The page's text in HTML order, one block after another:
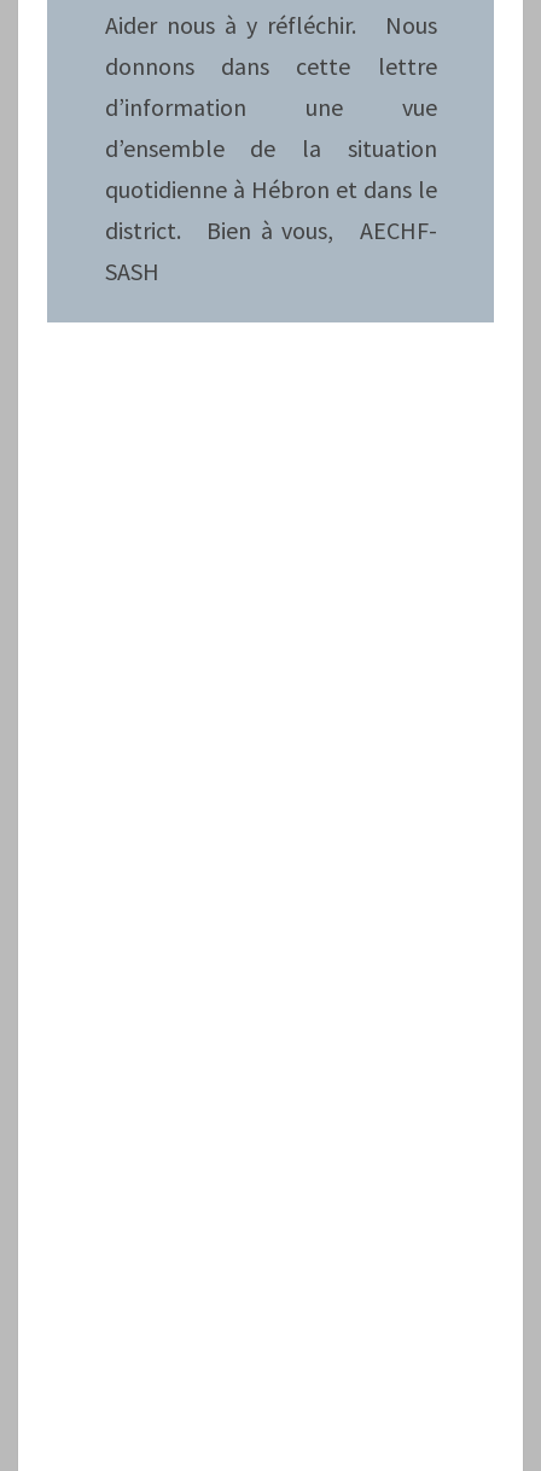
Aider nous à y réfléchir. Nous
donnons dans cette lettre
d’information une vue
d’ensemble de la situation
quotidienne à Hébron et dans le
district. Bien à vous, AECHF-
SASH